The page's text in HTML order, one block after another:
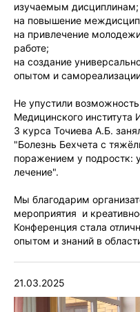
изучаемым дисциплинам;
на повышение
на привлечение
работе;
на создание
опытом и
Не упустили
Медицинского института
3 курса Точиева А.Б.
"Болезнь Бехчета с
поражением у подростк:
лечение".
Мы благодарим
мероприятия и
Конференция стала
опытом и знаний в
21.03.2025